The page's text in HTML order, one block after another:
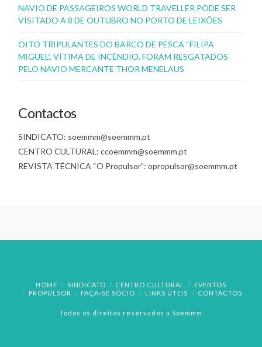
NAVIO DE PASSAGEIROS WORLD TRAVELLER PODE SER
VISITADO A 8 DE OUTUBRO NO PORTO DE LEIXÕES
OITO TRIPULANTES DO BARCO DE PESCA “FILIPA
MIGUEL”, VÍTIMA DE INCÊNDIO, FORAM RESGATADOS
PELO NAVIO MERCANTE THOR MENELAUS
Contactos
SINDICATO: soemmm@soemmm.pt
CENTRO CULTURAL: ccoemmm@soemmm.pt
REVISTA TÉCNICA “O Propulsor”: opropulsor@soemmm.pt
HOME SINDICATO CENTRO CULTURAL
EVENTOS
PROPULSOR
FAÇA-SE SÓCIO LINKS ÚTEIS CONTACTOS
Todos os direitos reservados a Soemmm